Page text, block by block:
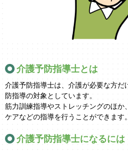
介護予防指導士とは
介護予防指導士は、介護が必要な方だ
防指導の対象としています。
筋力訓練指導やストレッチングのほか
ケアなどの指導を行うことができます。
介護予防指導士になるには